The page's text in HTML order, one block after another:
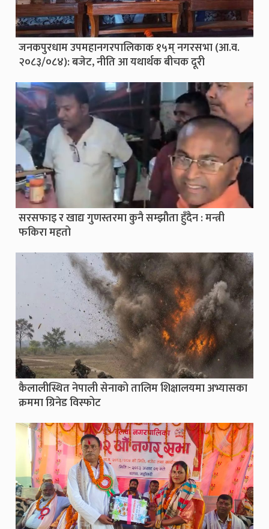
जनकपुरधाम उपमहानगरपालिकाक १५म् नगरसभा (आ.व.
२०८३/०८४): बजेट, नीति आ यथार्थक बीचक दूरी
सरसफाइ र खाद्य गुणस्तरमा कुनै सम्झौता हुँदैन : मन्त्री
फकिरा महतो
कैलालीस्थित नेपाली सेनाको तालिम शिक्षालयमा अभ्यासका
क्रममा ग्रिनेड विस्फोट